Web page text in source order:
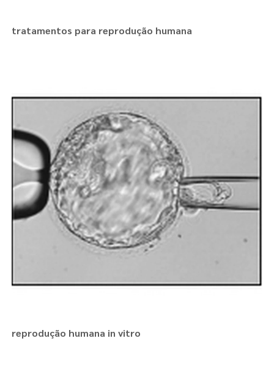
tratamentos para reprodução humana
reprodução humana in vitro